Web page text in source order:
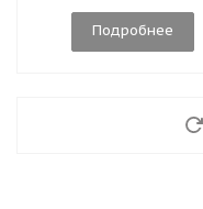
Подробнее